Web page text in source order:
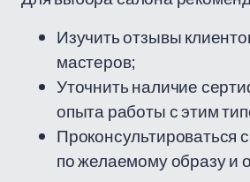
Изучить отзывы
мастеров;
Уточнить наличие
опыта работы с этим
Проконсультироваться
по желаемому образу и